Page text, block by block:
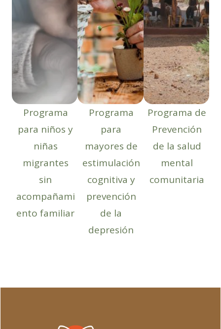
Programa
para niños y
niñas
migrantes
sin
acompañami
ento familiar
Programa
para
mayores de
estimulación
cognitiva y
prevención
de la
depresión
Programa de
Prevención
de la salud
mental
comunitaria